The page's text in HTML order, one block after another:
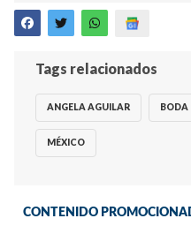
Tags relacionados
ANGELA AGUILAR BODA
MÉXICO